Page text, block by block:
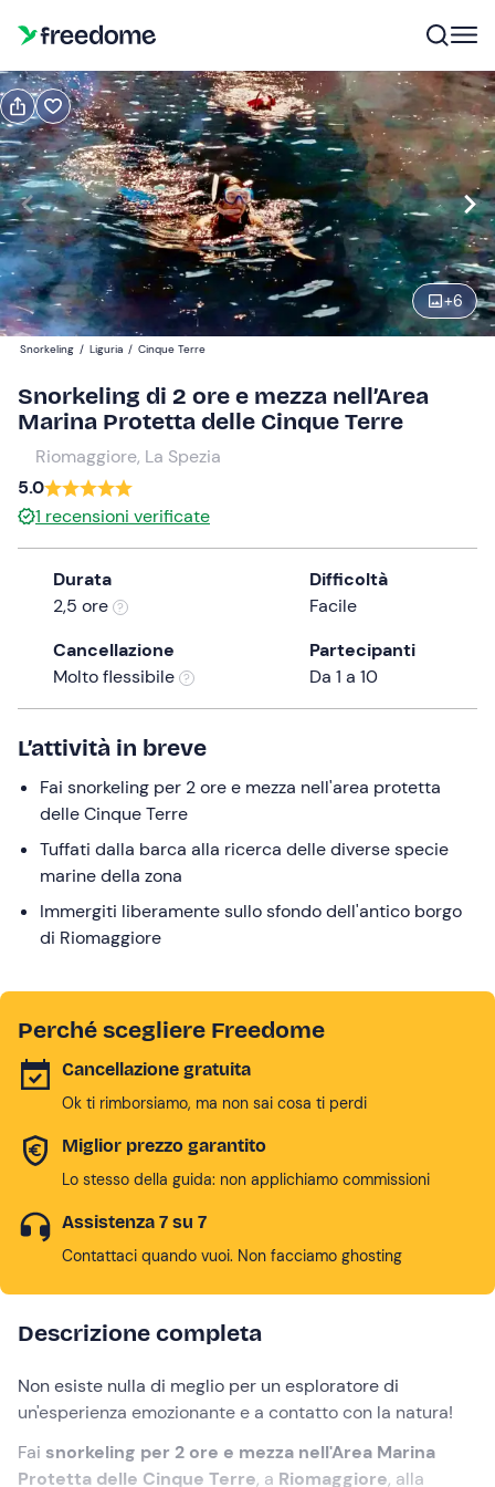
+6
Prenota Regala
Navigate
forward
to
interact
with
the
calendar
and
select
date.
Press
the
question
mark
keyboard
shortcuts
for
changing
dates.
Modifica
15:00 Modifica
Partecipanti
80 €
1
Snorkeling / Liguria / Cinque Terre
Snorkeling di 2 ore e mezza nell’Area
Marina Protetta delle Cinque Terre
Riomaggiore, La Spezia
5.0
1 recensioni verificate
Durata
2,5 ore
Difficoltà
Facile
Cancellazione
Molto flessibile
Partecipanti
Da 1 a 10
L’attività in breve
Fai snorkeling per 2 ore e mezza nell'area protetta
delle Cinque Terre
Tuffati dalla barca alla ricerca delle diverse specie
marine della zona
Immergiti liberamente sullo sfondo dell'antico borgo
di Riomaggiore
Perché scegliere Freedome
Cancellazione gratuita
Ok ti rimborsiamo, ma non sai cosa ti perdi
Miglior prezzo garantito
Lo stesso della guida: non applichiamo commissioni
Assistenza 7 su 7
Contattaci quando vuoi. Non facciamo ghosting
Descrizione completa
Non esiste nulla di meglio per un esploratore di
un'esperienza emozionante e a contatto con la natura!
Fai snorkeling per 2 ore e mezza nell'Area Marina
Protetta delle Cinque Terre, a Riomaggiore, alla